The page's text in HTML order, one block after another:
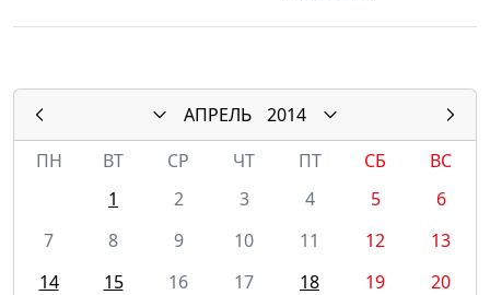
АПРЕЛЬ
2014
ПН
ВТ СР ЧТ ПТ СБ
ВС
1
2 3 4 5
6
7
8 9 10 11 12
13
14
15 16 17 18 19
20